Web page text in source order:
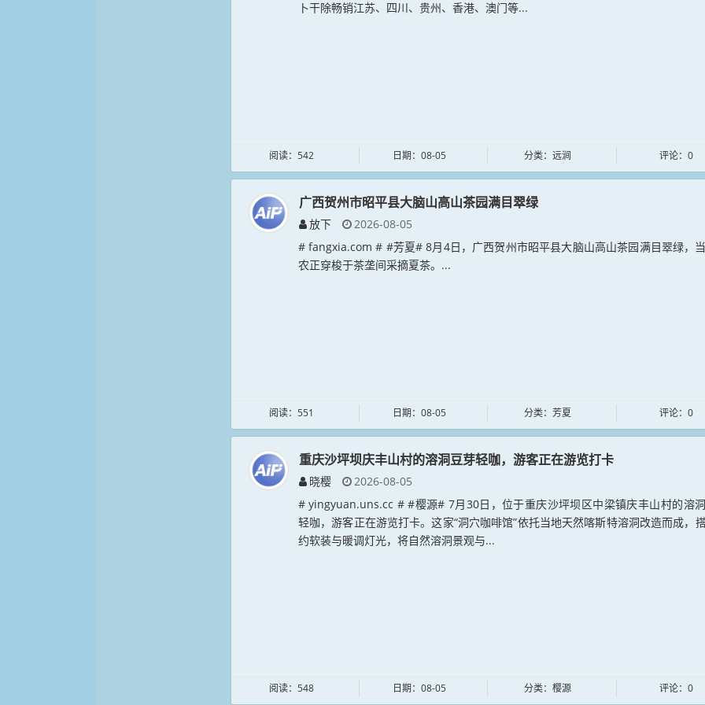
卜干除畅销江苏、四川、贵州、香港、澳门等...
阅读：542 日期：08-05 分类：远涧 评论：0
广西贺州市昭平县大脑山高山茶园满目翠绿
放下
2026-08-05
# fangxia.com # #芳夏# 8月4日，广西贺州市昭平县大脑山高山茶园满目翠绿，
农正穿梭于茶垄间采摘夏茶。...
阅读：551 日期：08-05 分类：芳夏 评论：0
重庆沙坪坝庆丰山村的溶洞豆芽轻咖，游客正在游览打卡
晓樱
2026-08-05
# yingyuan.uns.cc # #樱源# 7月30日，位于重庆沙坪坝区中梁镇庆丰山村的溶
轻咖，游客正在游览打卡。这家“洞穴咖啡馆”依托当地天然喀斯特溶洞改造而成，
约软装与暖调灯光，将自然溶洞景观与...
阅读：548 日期：08-05 分类：樱源 评论：0